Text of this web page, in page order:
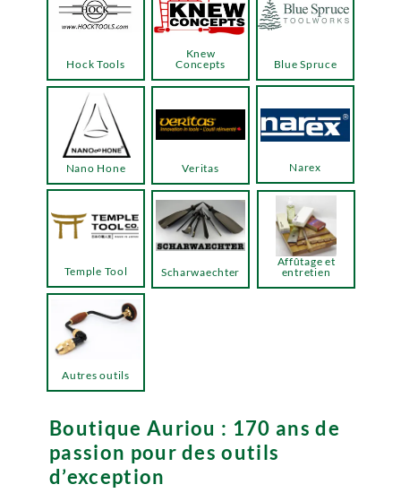
Boutique Auriou : 170 ans de
passion pour des outils
d’exception
Hock Tools
Knew
Concepts
Temple Tool
Blue Spruce
Narex
Veritas
Nano Hone
Autres outils
Scharwaechter
Affûtage et
entretien